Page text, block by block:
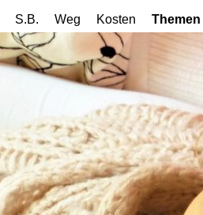
S.B. Weg Kosten Themen